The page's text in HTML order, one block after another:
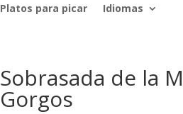
Platos para picar
Idiomas
Sobrasada de la
Gorgos